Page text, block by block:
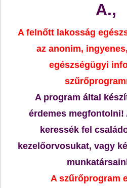
A.,
A felnőtt lakosság
az anonim,
egészségügyi
A program által
érdemes megfontolni!
keressék fel
kezelőorvosukat, vagy
A szűrőprogram